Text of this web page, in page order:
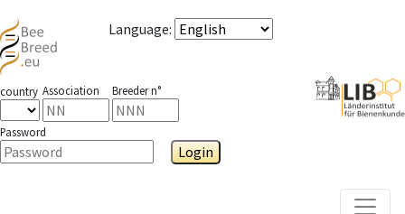
Language:
country Association Breeder n°
Password
Login